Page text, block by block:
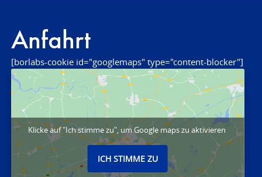
Anfahrt
[borlabs-cookie id="googlemaps" type="content-blocker"]
Klicke auf "Ich stimme zu", um Google maps zu aktivieren
ICH STIMME ZU